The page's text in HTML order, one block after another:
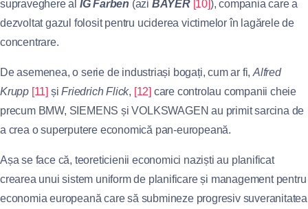
supraveghere al IG Farben (azi BAYER [10]), compania care a
dezvoltat gazul folosit pentru uciderea victimelor în lagărele de
concentrare.
De asemenea, o serie de industriași bogați, cum ar fi, Alfred
Krupp [11] șiFriedrich Flick, [12] care controlau companii cheie
precum BMW, SIEMENS și VOLKSWAGEN au primit sarcina de
a crea o superputere economică pan-europeană.
Așa se face că, teoreticienii economici naziști au planificat
crearea unui sistem uniform de planificare și management pentru
economia europeană care să submineze progresiv suveranitatea